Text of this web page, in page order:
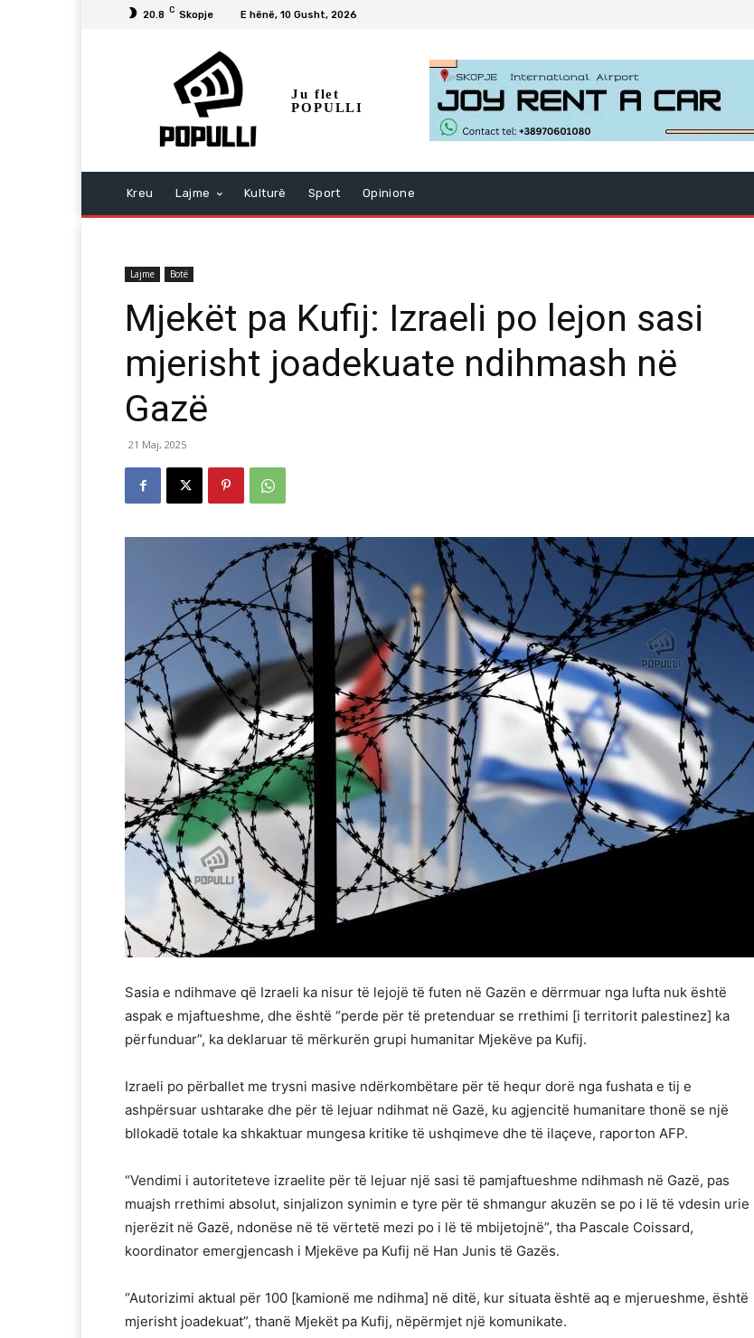
20.8 C Skopje E hënë, 10 Gusht, 2026
Ju flet
POPULLI
Kreu Lajme Kulturë Sport Opinione
Lajme Botë
Mjekët pa Kufij: Izraeli po lejon sasi
mjerisht joadekuate ndihmash në
Gazë
21 Maj, 2025
Sasia e ndihmave që Izraeli ka nisur të lejojë të futen në Gazën e dërrmuar nga lufta nuk është
aspak e mjaftueshme, dhe është “perde për të pretenduar se rrethimi [i territorit palestinez] ka
përfunduar”, ka deklaruar të mërkurën grupi humanitar Mjekëve pa Kufij.
Izraeli po përballet me trysni masive ndërkombëtare për të hequr dorë nga fushata e tij e
ashpërsuar ushtarake dhe për të lejuar ndihmat në Gazë, ku agjencitë humanitare thonë se një
bllokadë totale ka shkaktuar mungesa kritike të ushqimeve dhe të ilaçeve, raporton AFP.
“Vendimi i autoriteteve izraelite për të lejuar një sasi të pamjaftueshme ndihmash në Gazë, pas
muajsh rrethimi absolut, sinjalizon synimin e tyre për të shmangur akuzën se po i lë të vdesin urie
njerëzit në Gazë, ndonëse në të vërtetë mezi po i lë të mbijetojnë”, tha Pascale Coissard,
koordinator emergjencash i Mjekëve pa Kufij në Han Junis të Gazës.
“Autorizimi aktual për 100 [kamionë me ndihma] në ditë, kur situata është aq e mjerueshme, është
mjerisht joadekuat”, thanë Mjekët pa Kufij, nëpërmjet një komunikate.